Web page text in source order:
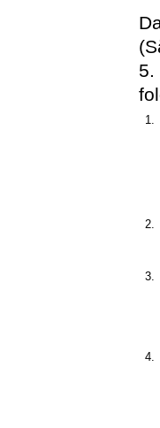
5.
1.
2.
3.
4.